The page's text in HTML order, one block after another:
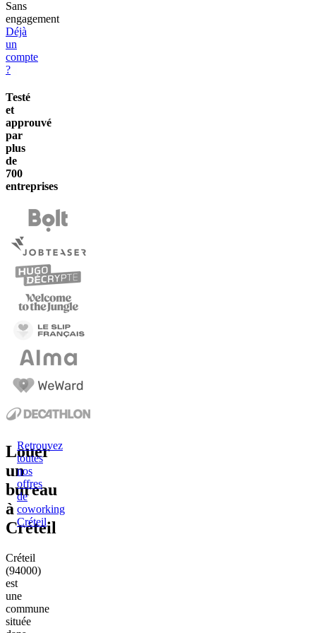
️Sans
engagement
Déjà
un
compte
?
Testé
et
approuvé
par
plus
de
700
entreprises
Louer
un
bureau
à
Créteil
Créteil
(94000)
est
une
commune
située
Retrouvez
toutes
nos
offres
de
coworking
Créteil